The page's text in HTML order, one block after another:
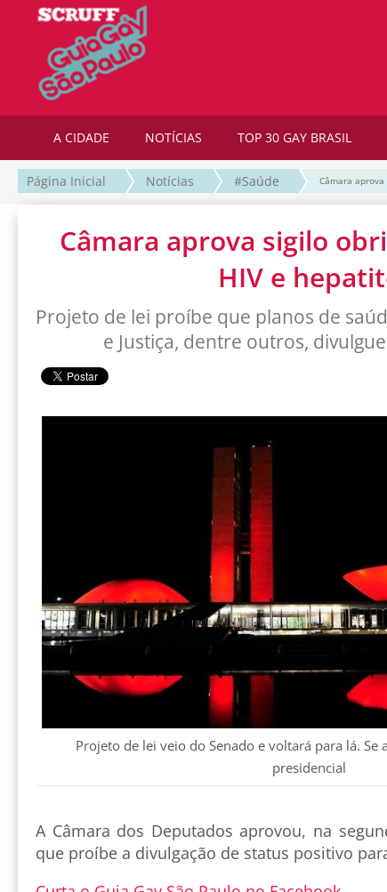
A CIDADE NOTÍCIAS TOP 30 GAY BRASIL
Página Inicial Notícias #Saúde Câmara
Câmara aprova sigilo
HIV e
Projeto de lei proíbe que planos de
e Justiça, dentre outros,
Projeto de lei veio do Senado e voltará para lá. Se
presidencial
A Câmara dos Deputados aprovou, na
que proíbe a divulgação de status positivo